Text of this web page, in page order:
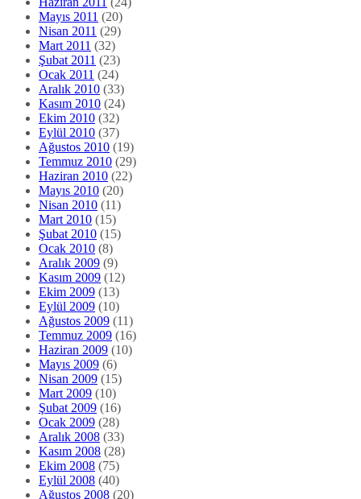
Mayıs 2011 (20)
Nisan 2011 (29)
Mart 2011 (32)
Şubat 2011 (23)
Ocak 2011 (24)
Aralık 2010 (33)
Kasım 2010 (24)
Ekim 2010 (32)
Eylül 2010 (37)
Ağustos 2010 (19)
Temmuz 2010 (29)
Haziran 2010 (22)
Mayıs 2010 (20)
Nisan 2010 (11)
Mart 2010 (15)
Şubat 2010 (15)
Ocak 2010 (8)
Aralık 2009 (9)
Kasım 2009 (12)
Ekim 2009 (13)
Eylül 2009 (10)
Ağustos 2009 (11)
Temmuz 2009 (16)
Haziran 2009 (10)
Mayıs 2009 (6)
Nisan 2009 (15)
Mart 2009 (10)
Şubat 2009 (16)
Ocak 2009 (28)
Aralık 2008 (33)
Kasım 2008 (28)
Ekim 2008 (75)
Eylül 2008 (40)
Ağustos 2008 (20)